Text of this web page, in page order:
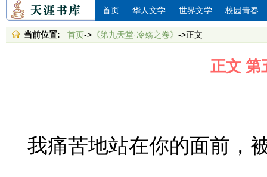
首页 华人文学 世界文学 校园青春
当前位置: 首页-> 《第九天堂·冷殇之卷》 ->正文
正文 第
我痛苦地站在你的面前，